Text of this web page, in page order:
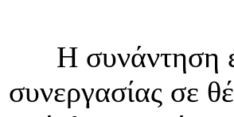
Η συνάντηση
συνεργασίας σε